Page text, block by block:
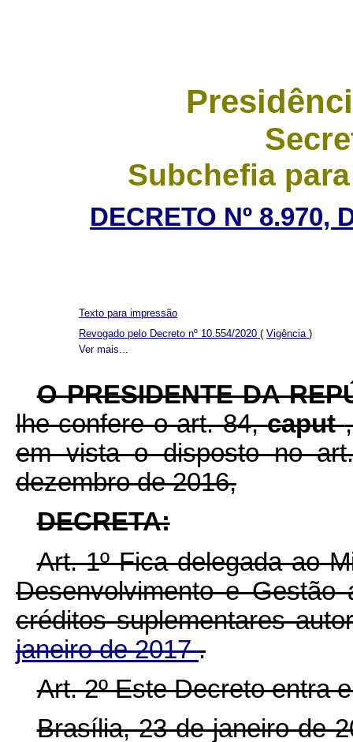
Subchefia
DECRETO Nº 8.970,
Ver mais...
Texto para impressão
Revogado pelo Decreto nº 10.554/2020 ( Vigência )
O PRESIDENTE DA
lhe confere o art. 84,caput
em vista o disposto no
dezembro de 2016,
DECRETA:
Art. 1º Fica delegada ao
Desenvolvimento e
créditos suplementares
janeiro de 2017.
Art. 2º Este Decreto entra
Brasília, 23 de janeiro de